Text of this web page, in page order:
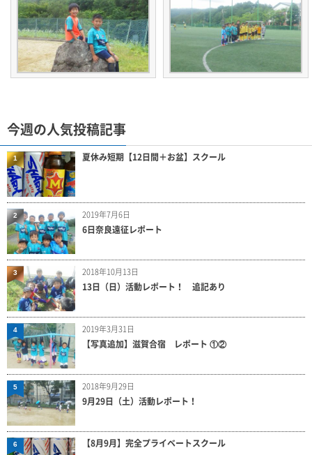
今週の人気投稿記事
夏休み短期【12日間＋お盆】スクール
1
2019年7月6日
6日奈良遠征レポート
2
2018年10月13日
13日（日）活動レポート！ 追記あり
3
2019年3月31日
【写真追加】滋賀合宿 レポート ①②
4
2018年9月29日
9月29日（土）活動レポート！
5
【8月9月】完全プライベートスクール
6